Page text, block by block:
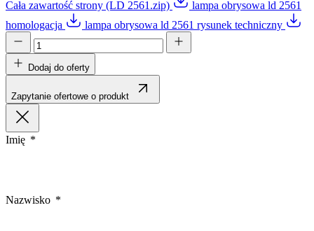
Cała zawartość strony (LD 2561.zip)
lampa obrysowa ld 2561
homologacja
lampa obrysowa ld 2561 rysunek techniczny
Dodaj do oferty
Zapytanie ofertowe o produkt
Imię
Nazwisko